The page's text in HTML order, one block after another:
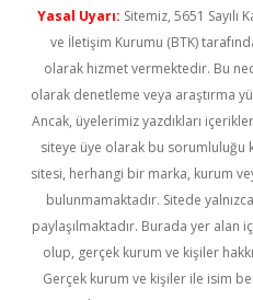
Yasal Uyarı: Sitemiz, 5651
ve İletişim Kurumu (BTK)
olarak hizmet vermektedir. Bu
olarak denetleme veya araştırma
Ancak, üyelerimiz yazdıkları
siteye üye olarak bu sorumluluğu
sitesi, herhangi bir marka, kurum
bulunmamaktadır. Sitede
paylaşılmaktadır. Burada yer alan
olup, gerçek kurum ve kişiler
Gerçek kurum ve kişiler ile isim